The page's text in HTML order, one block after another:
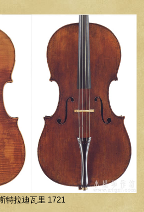
特拉迪瓦里 1721